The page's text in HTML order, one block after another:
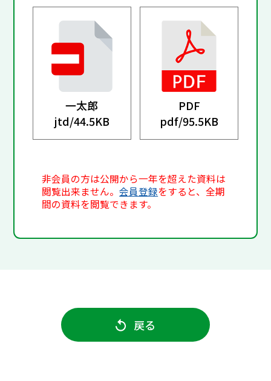
一太郎
jtd/44.5KB
PDF
pdf/95.5KB
非会員の方は公開から一年を超えた資料は
閲覧出来ません。会員登録をすると、全期
間の資料を閲覧できます。
戻る